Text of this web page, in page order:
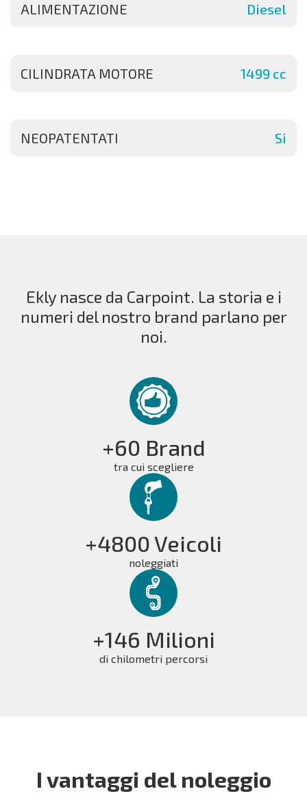
ALIMENTAZIONE Diesel
CILINDRATA MOTORE 1499 cc
NEOPATENTATI Si
Ekly nasce da Carpoint. La storia e i
numeri del nostro brand parlano per
noi.
+60 Brand
tra cui scegliere
+4800 Veicoli
noleggiati
+146 Milioni
di chilometri percorsi
I vantaggi del noleggio